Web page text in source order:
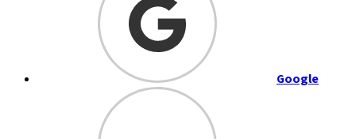
Google